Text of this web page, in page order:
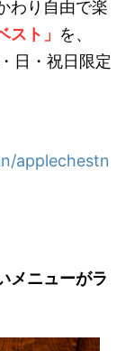
わり自由で楽
スト」 を、
日・祝日限定
applechestn
メニューがラ